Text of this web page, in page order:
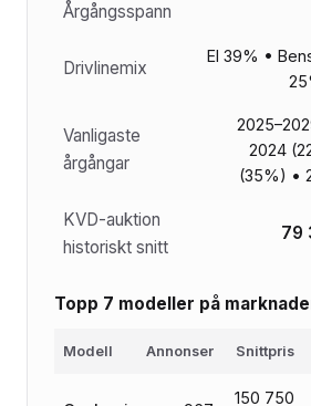
Årgångsspann
Drivlinemix
El 39% •
Vanligaste
årgångar
2024
(35%) •
KVD-auktion
historiskt snitt
79
Topp 7 modeller på
Modell Annonser Snittpris
150 750